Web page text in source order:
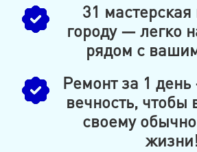
31
городу — легко
рядом с
Ремонт за 1
вечность, чтобы
своему